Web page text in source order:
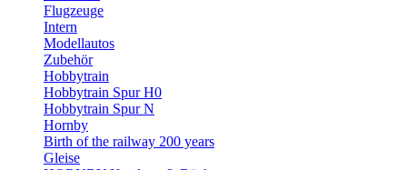
Flugzeuge
Intern
Modellautos
Zubehör
Hobbytrain
Hobbytrain Spur H0
Hobbytrain Spur N
Hornby
Birth of the railway 200 years
Gleise